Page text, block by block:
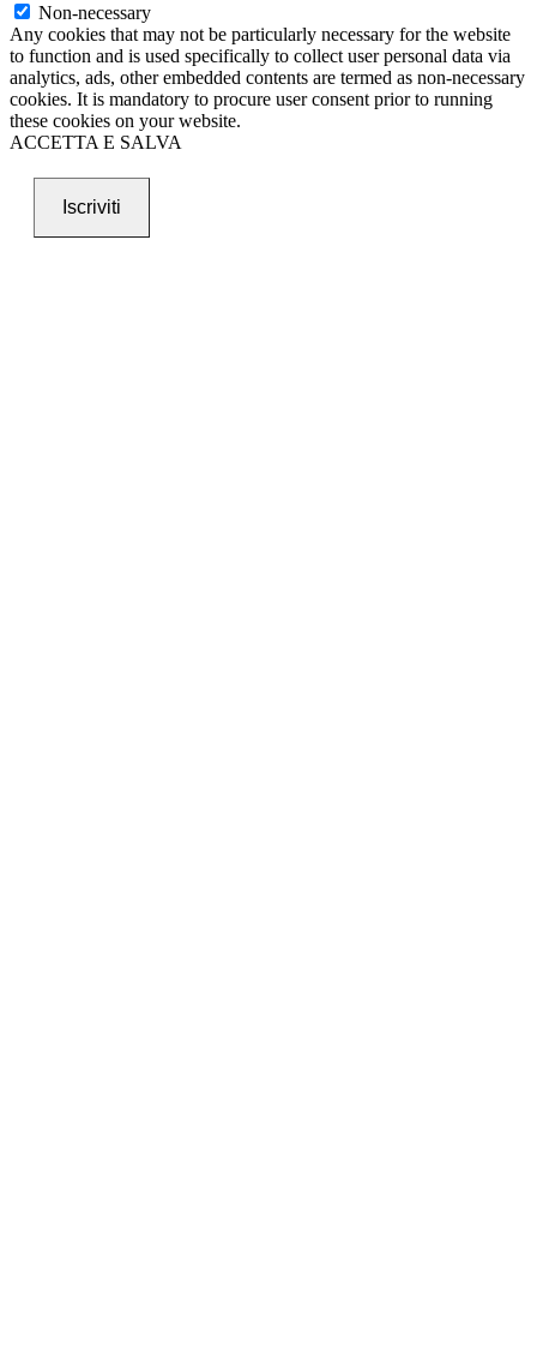
Non-necessary
Any cookies that may not be particularly necessary for the website
to function and is used specifically to collect user personal data via
analytics, ads, other embedded contents are termed as non-necessary
cookies. It is mandatory to procure user consent prior to running
these cookies on your website.
ACCETTA E SALVA
Iscriviti